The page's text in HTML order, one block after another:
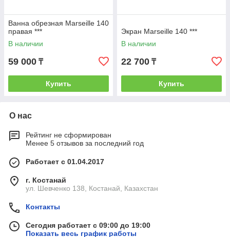
Ванна обрезная Marseille 140
правая ***
В наличии
59 000 ₸
Купить
Экран Marseille 140 ***
В наличии
22 700 ₸
Купить
О нас
Рейтинг не сформирован
Менее 5 отзывов за последний год
Работает с 01.04.2017
г. Костанай
ул. Шевченко 138, Костанай, Казахстан
Контакты
Сегодня работает с 09:00 до 19:00
Показать весь график работы